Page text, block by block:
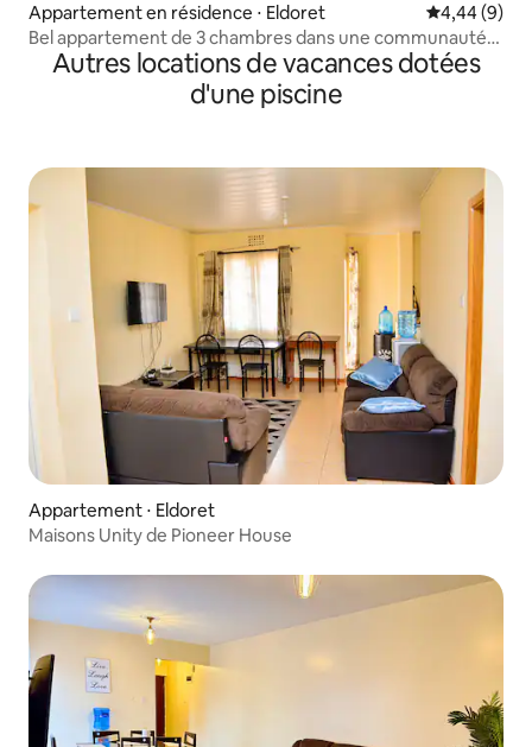
Appartement en résidence ⋅ Eldoret Évaluation
4,44 (9)
Bel appartement de 3 chambres dans une communauté
fermée
Autres locations de vacances dotées
d'une piscine
Appartement ⋅ Eldoret
Maisons Unity de Pioneer House